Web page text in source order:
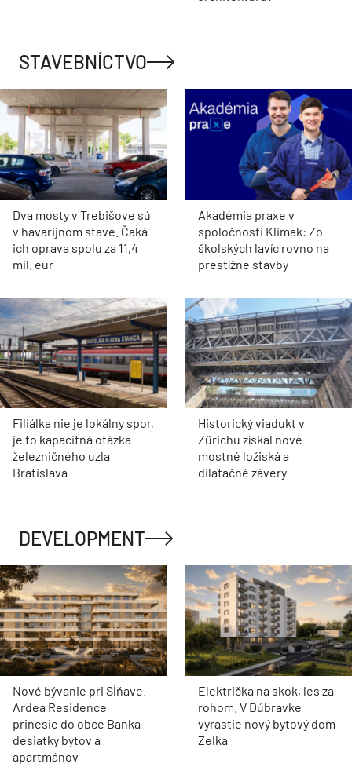
VIDEO
Z hviezdnej sály je digitálny
vesmír. Pražské planetárium
prešlo najväčšou premenou vo
svojej histórii
Rekonštrukcia
mostov finišuje.
Trenčíne
motoristom o pol
Všetky Kolaudátor
Historický park pri kaštieli
v Senici ožije. Obnova
národnej kultúrnej
pamiatky vstupuje do
ďalšej fázy
Pod asfaltom bola vzácna
dlažba. Nádvorie
Pistoriho paláca dostalo
novú energiu